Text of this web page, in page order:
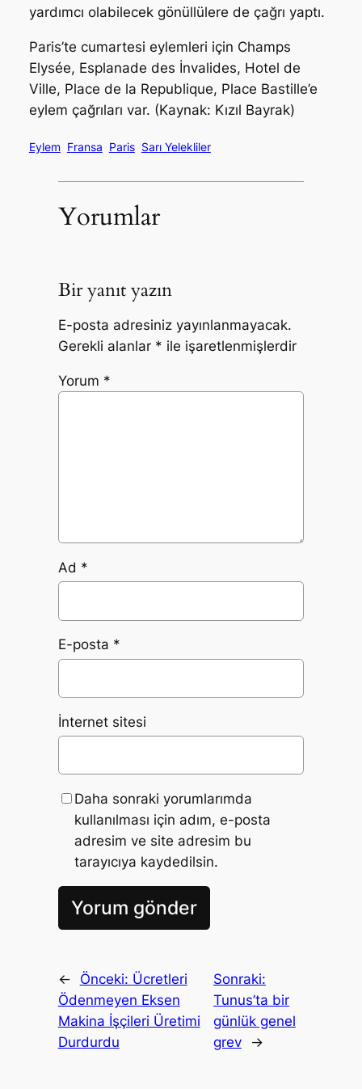
yardımcı olabilecek gönüllülere de çağrı yaptı.
Paris’te cumartesi eylemleri için Champs
Elysée, Esplanade des İnvalides, Hotel de
Ville, Place de la Republique, Place Bastille’e
eylem çağrıları var. (Kaynak: Kızıl Bayrak)
Eylem Fransa Paris Sarı Yelekliler
Yorumlar
Bir yanıt yazın
E-posta adresiniz yayınlanmayacak.
Gerekli alanlar * ile işaretlenmişlerdir
Yorum *
Ad *
E-posta *
İnternet sitesi
Daha sonraki yorumlarımda
kullanılması için adım, e-posta
adresim ve site adresim bu
tarayıcıya kaydedilsin.
← Önceki: Ücretleri
Ödenmeyen Eksen
Makina İşçileri Üretimi
Durdurdu
Sonraki:
Tunus’ta bir
günlük genel
grev
→